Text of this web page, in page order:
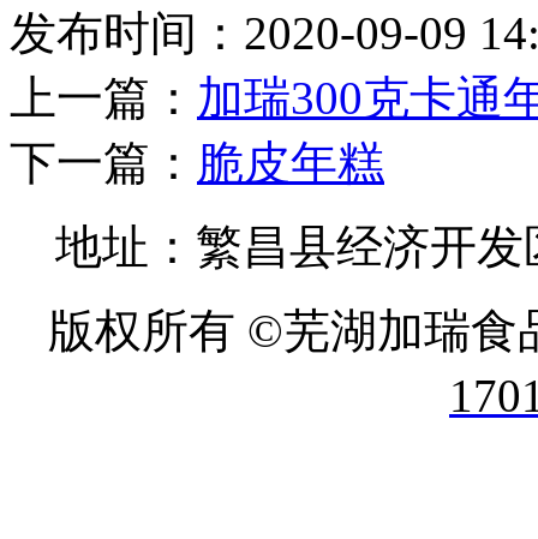
发布时间：2020-09-09
上一篇： 加瑞300克卡通
下一篇： 脆皮年糕
地址：繁昌县经济开
版权所有 ©芜湖加瑞